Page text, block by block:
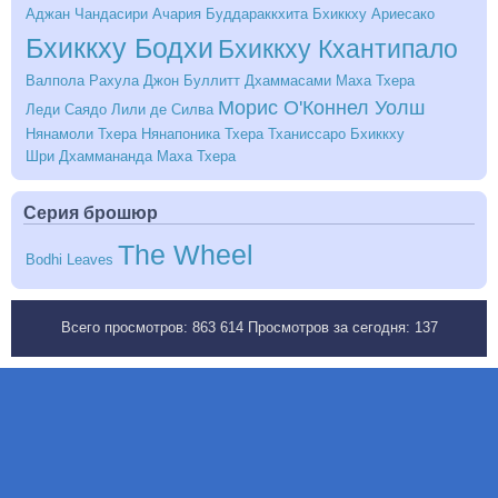
Аджан Чандасири Ачария Буддараккхита Бхиккху Ариесако
Бхиккху Бодхи Бхиккху Кхантипало
Валпола Рахула Джон Буллитт Дхаммасами Маха Тхера
Леди Саядо Лили де Силва Морис О'Коннел Уолш
Нянамоли Тхера Нянапоника Тхера
Тханиссаро Бхиккху
Шри Дхаммананда Маха Тхера
Серия брошюр
Bodhi Leaves The Wheel
Всего просмотров: 863 614 Просмотров за сегодня: 137